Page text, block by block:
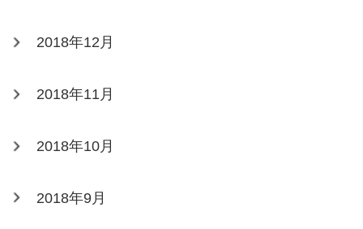
2018年12月
2018年11月
2018年10月
2018年9月